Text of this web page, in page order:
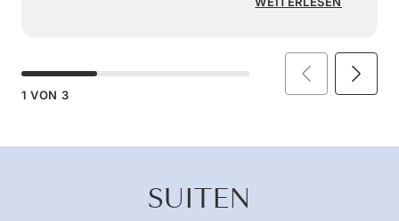
1 VON 3
SUITEN